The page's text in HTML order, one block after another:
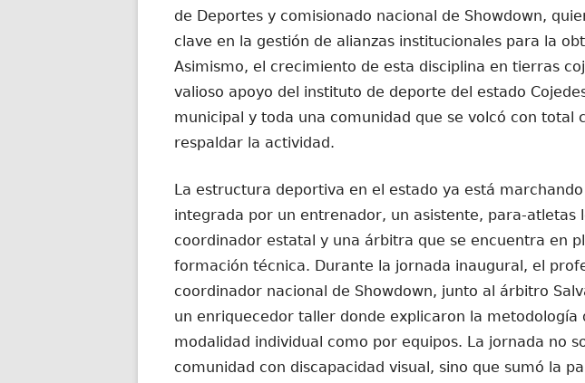
de Deportes y comisionado nacional de Showdown,
clave en la gestión de alianzas institucionales para la
Asimismo, el crecimiento de esta disciplina en tierras
valioso apoyo del instituto de deporte del estado
municipal y toda una comunidad que se volcó con total
respaldar la actividad.
La estructura deportiva en el estado ya está
integrada por un entrenador, un asistente, para-atletas
coordinador estatal y una árbitra que se encuentra en
formación técnica. Durante la jornada inaugural, el
coordinador nacional de Showdown, junto al árbitro
un enriquecedor taller donde explicaron la metodología
modalidad individual como por equipos. La jornada no
comunidad con discapacidad visual, sino que sumó la